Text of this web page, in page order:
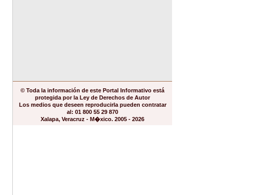
© Toda la información de este Portal Informativo está
protegida por la Ley de Derechos de Autor
Los medios que deseen reproducirla pueden contratar
al: 01 800 55 29 870
Xalapa, Veracruz - M�xico. 2005 - 2026